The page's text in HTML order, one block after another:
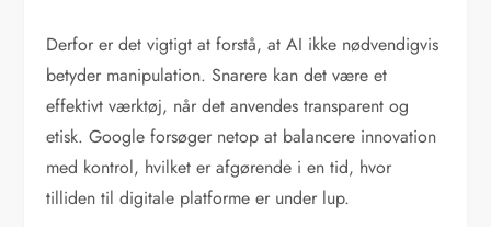
Derfor er det vigtigt at forstå, at AI ikke nødvendigvis
betyder manipulation. Snarere kan det være et
effektivt værktøj, når det anvendes transparent og
etisk. Google forsøger netop at balancere innovation
med kontrol, hvilket er afgørende i en tid, hvor
tilliden til digitale platforme er under lup.